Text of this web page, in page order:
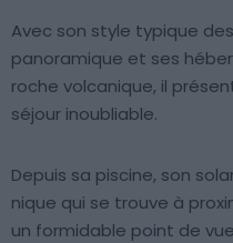
Avec son style typique
panoramique et ses
roche volcanique, il
séjour inoubliable.
Depuis sa piscine, son
nique qui se trouve à
un formidable point de